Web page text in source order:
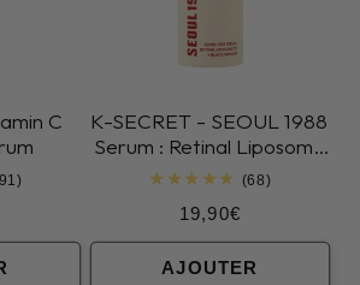
C
91
K-SECRET - SEOUL 1988
Serum : Retinal Liposome
2% + Black Ginseng
(68)68
Prix
habituel
19,90€
AJOUTER